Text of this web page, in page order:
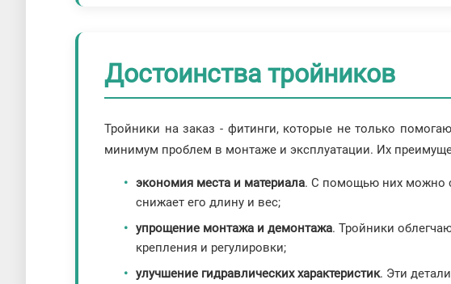
Достоинства тройников
Тройники на заказ - фитинги, которые не только
минимум проблем в монтаже и эксплуатации. Их
экономия места и материала. С помощью них можно
снижает его длину и вес;
упрощение монтажа и демонтажа. Тройники
крепления и регулировки;
улучшение гидравлических характеристик. Эти